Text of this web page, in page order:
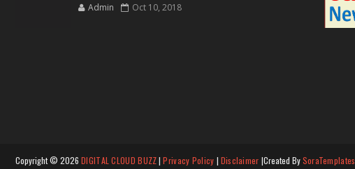
Admin Oct 10, 2018
Copyright © 2026 DIGITAL CLOUD BUZZ|Privacy Policy | Disclaimer |Created BySoraTemplates